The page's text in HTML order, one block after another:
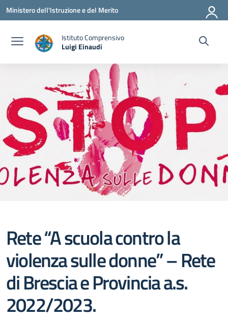
Vai ai contenuti
Vai al menu di navigazione
Vai al footer
Ministero dell'Istruzione e del Merito
Istituto Comprensivo
Luigi Einaudi
— Visita la pagina iniziale della scuola
Rete “A scuola contro la
violenza sulle donne” – Rete
di Brescia e Provincia a.s.
2022/2023.